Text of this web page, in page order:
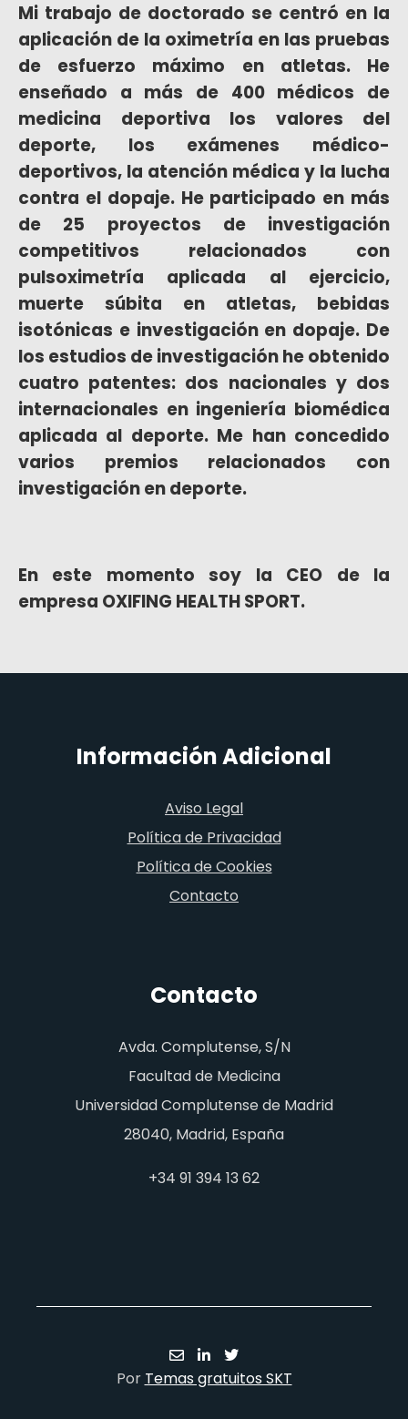
Mi trabajo de doctorado se centró en la
aplicación de la oximetría en las pruebas
de esfuerzo máximo en atletas. He
enseñado a más de 400 médicos de
medicina deportiva los valores del
deporte, los exámenes médico-
deportivos, la atención médica y la lucha
contra el dopaje. He participado en más
de 25 proyectos de investigación
competitivos relacionados con
pulsoximetría aplicada al ejercicio,
muerte súbita en atletas, bebidas
isotónicas e investigación en dopaje. De
los estudios de investigación he obtenido
cuatro patentes: dos nacionales y dos
internacionales en ingeniería biomédica
aplicada al deporte. Me han concedido
varios premios relacionados con
investigación en deporte.
En este momento soy la CEO de la
empresa OXIFING HEALTH SPORT.
Información Adicional
Aviso Legal
Política de Privacidad
Política de Cookies
Contacto
Contacto
Avda. Complutense, S/N
Facultad de Medicina
Universidad Complutense de Madrid
28040, Madrid, España
+34 91 394 13 62
Por Temas gratuitos SKT